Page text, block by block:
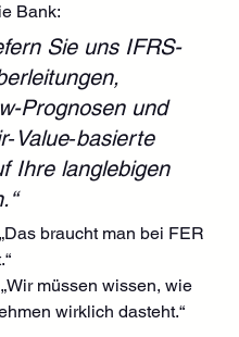
Bank:
Sie uns IFRS-
Prognosen und
Ihre langlebigen
braucht man bei FER
müssen wissen, wie
wirklich dasteht.“